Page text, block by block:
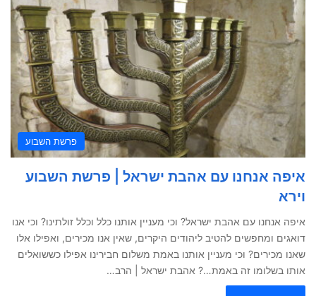
פרשת השבוע
איפה אנחנו עם אהבת ישראל | פרשת השבוע
וירא
איפה אנחנו עם אהבת ישראל? וכי מעניין אותנו כלל וכלל זולתינו? וכי אנו
דואגים ומחפשים להטיב ליהודים היקרים, שאין אנו מכירים, ואפילו אלו
שאנו מכירים? וכי מעניין אותנו באמת משלום חבירינו אפילו כששואלים
אותו בשלומו זה באמת…? אהבת ישראל | הרב…